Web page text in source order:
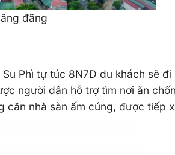
đãng
Phì tự túc 8N7Đ du khách sẽ
người dân hỗ trợ tìm nơi ăn
nhà sàn ấm cúng, được tiếp